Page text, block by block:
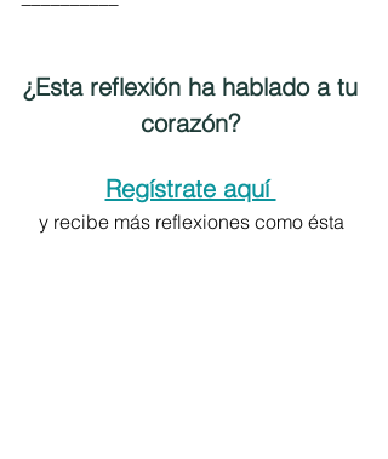
¿Esta reflexión ha hablado a tu
corazón?
Regístrate aquí
y recibe más reflexiones como ésta